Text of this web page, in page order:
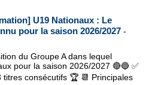
U19 Nationaux : Le
pour la saison 2026/2027 -
du Groupe A dans lequel
pour la saison 2026/2027 🔴🔵 ✅️
consécutifs 🏆 📆 Principales